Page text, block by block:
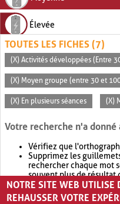
Élevée
TOUTES LES FICHES (7)
(X) Activités développées (Entre
(X) Moyen groupe (entre 30 et
(X) En plusieurs séances (X)
Votre recherche n'a
Vérifiez que
Supprimez les
rechercher chaque mot
souvent plus de résultat
Envisagez d'élargir
retournera souvent plus
NOTRE SITE WEB UTILISE
REHAUSSER VOTRE